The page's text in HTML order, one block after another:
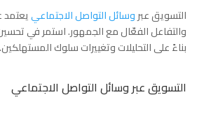
التسويق عبروسائل التواصل الاجتماعييعتمد
والتفاعل الفعّال مع الجمهور. استمر في
بناءً على التحليلات وتغييرات سلوك المستهلكين.
التسويق عبر وسائل التواصل الاجتماعي